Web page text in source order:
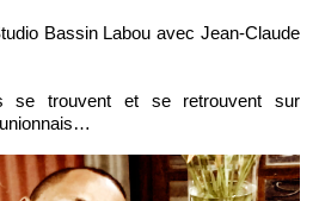
Bassin Labou avec Jean-Claude
se trouvent et se retrouvent sur